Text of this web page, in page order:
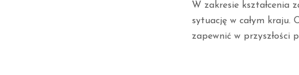
W zakresie kształcenia
sytuację w całym kraju.
zapewnić w przyszłości